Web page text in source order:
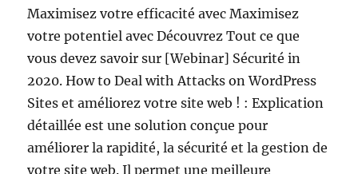
Maximisez votre efficacité avec Maximisez
votre potentiel avec Découvrez Tout ce que
vous devez savoir sur [Webinar] Sécurité in
2020. How to Deal with Attacks on WordPress
Sites et améliorez votre site web ! : Explication
détaillée est une solution conçue pour
améliorer la rapidité, la sécurité et la gestion de
votre site web. Il permet une meilleure